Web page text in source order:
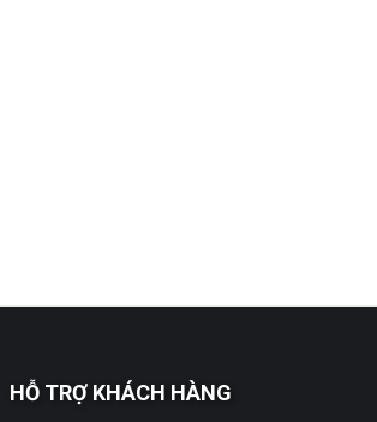
HỖ TRỢ KHÁCH HÀNG